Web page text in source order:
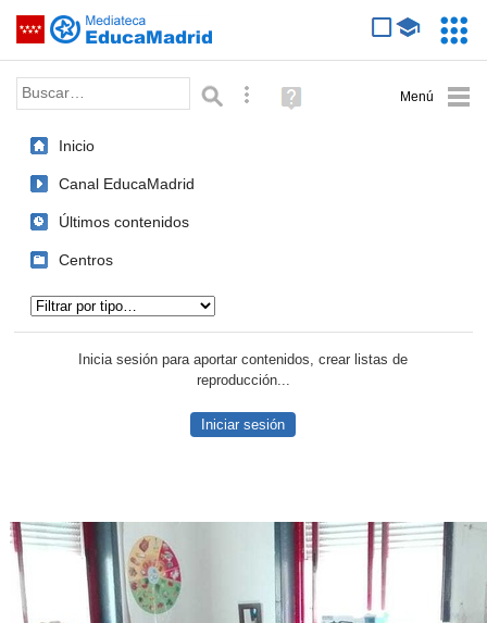
Saltar navegación
Palabra o frase: Búsqueda avanzada
Ayuda
(en
Inicio
Canal EducaMadrid
Últimos contenidos
Centros
Inicia sesión para aportar contenidos, crear listas de
reproducción...
Iniciar sesión